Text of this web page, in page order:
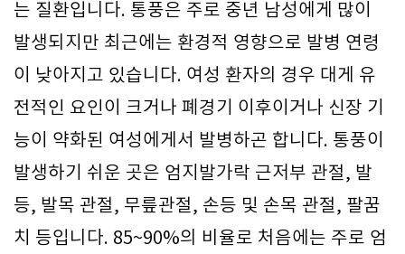
는 질환입니다. 통풍은 주로 중년 남성에게 많이
발생되지만 최근에는 환경적 영향으로 발병 연령
이 낮아지고 있습니다. 여성 환자의 경우 대게 유
전적인 요인이 크거나 폐경기 이후이거나 신장 기
능이 약화된 여성에게서 발병하곤 합니다. 통풍이
발생하기 쉬운 곳은 엄지발가락 근저부 관절, 발
등, 발목 관절, 무릎관절, 손등 및 손목 관절, 팔꿈
치 등입니다. 85~90%의 비율로 처음에는 주로 엄